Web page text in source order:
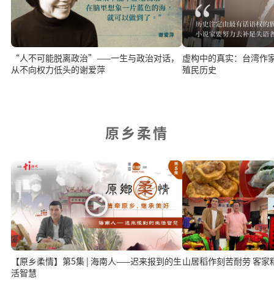
“人不可能脱离政治”——一生与政治对话，
从不向权力低头的谢爱萍
虚构中的真实：台湾作
殖民历史
原乡柔情
【原乡柔情】第5集 | 海南人——迟来报到的生
活智慧
山居稻作